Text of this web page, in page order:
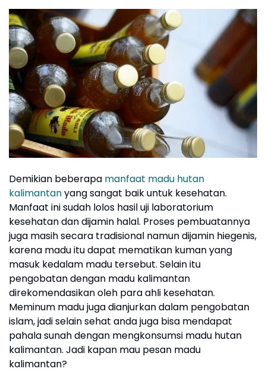
Demikian beberapa manfaat madu hutan
kalimantanyang sangat baik untuk kesehatan.
Manfaat ini sudah lolos hasil uji laboratorium
kesehatan dan dijamin halal. Proses pembuatannya
juga masih secara tradisional namun dijamin hiegenis,
karena madu itu dapat mematikan kuman yang
masuk kedalam madu tersebut. Selain itu
pengobatan dengan madu kalimantan
direkomendasikan oleh para ahli kesehatan.
Meminum madu juga dianjurkan dalam pengobatan
islam, jadi selain sehat anda juga bisa mendapat
pahala sunah dengan mengkonsumsi madu hutan
kalimantan. Jadi kapan mau pesan madu
kalimantan?